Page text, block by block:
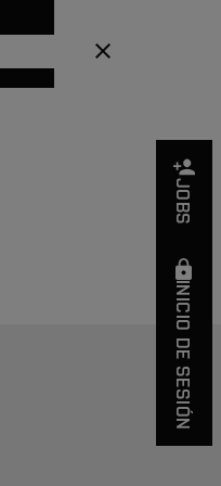
JOBS
INICIO DE SESIÓN